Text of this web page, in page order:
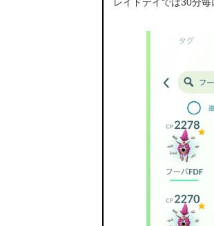
レイドデイでは30分